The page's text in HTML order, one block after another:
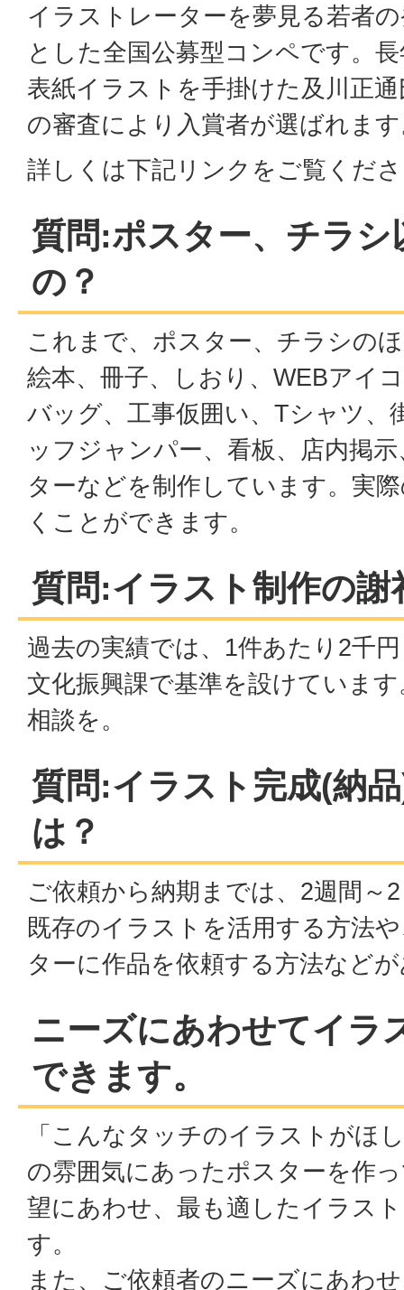
イラストレーターを夢見る若者
とした全国公募型コンペです。
表紙イラストを手掛けた及川正
の審査により入賞者が選ばれま
詳しくは下記リンクをご覧くだ
質問:ポスター、チラシ
の？
これまで、ポスター、チラシの
絵本、冊子、しおり、WEBアイ
バッグ、工事仮囲い、Tシャツ、
ッフジャンパー、看板、店内掲
ターなどを制作しています。実
くことができます。
質問:イラスト制作の謝
過去の実績では、1件あたり2千
文化振興課で基準を設けていま
相談を。
質問:イラスト完成(納
は？
ご依頼から納期までは、2週間～
既存のイラストを活用する方法
ターに作品を依頼する方法など
ニーズにあわせてイラ
できます。
「こんなタッチのイラストがほ
の雰囲気にあったポスターを作
望にあわせ、最も適したイラス
す。
また、ご依頼者のニーズにあわ